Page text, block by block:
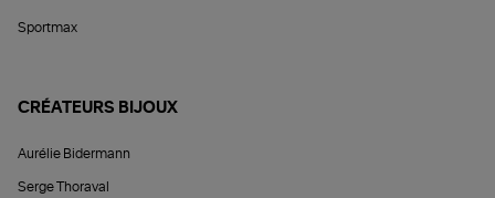
Sportmax
CRÉATEURS BIJOUX
Aurélie Bidermann
Serge Thoraval